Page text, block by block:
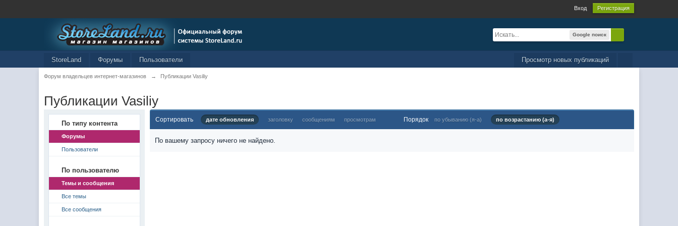
Вход Регистрация
Google поиск
Просмотр новых публикаций
StoreLand Форумы Пользователи
Форум владельцев интернет-магазинов → Публикации Vasiliy
Публикации Vasiliy
По типу контента
Форумы
Пользователи
По пользователю
Темы и сообщения
Все темы
Все сообщения
Сортировать дате обновления заголовку сообщениям просмотрам Порядок по убыванию (я-а) по возрастанию (а-я)
По вашему запросу ничего не найдено.